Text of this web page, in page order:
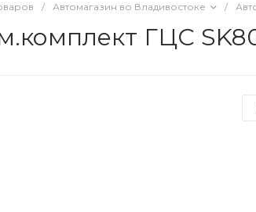
/ Автомагазин во Владивостоке /
ГЦС